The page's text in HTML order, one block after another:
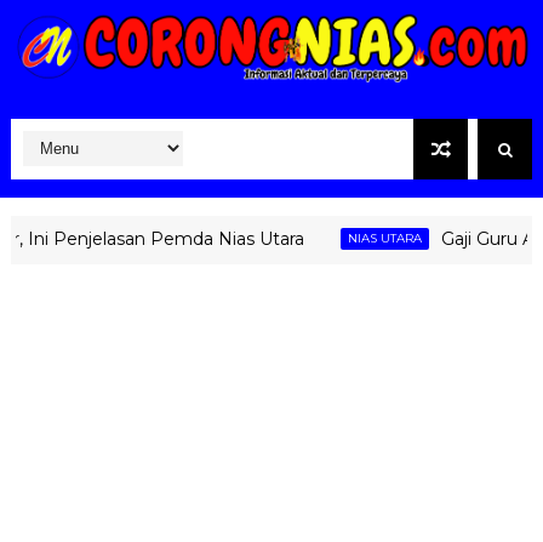
Penjelasan Pemda Nias Utara NIAS UTARA Gaji Guru ASN